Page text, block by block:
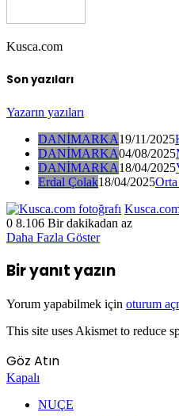
Kusca.com
Son yazıları
Yazarın yazıları
DANİMARKA19/11/2025
DANİMARKA04/08/2025
DANİMARKA18/04/2025
Erdal Çolak18/04/2025Orta
0 8.106 Bir dakikadan az
Daha Fazla Göster
Bir yanıt yazın
Yorum yapabilmek için oturum
This site uses Akismet to reduce
Göz Atın
Kapalı
NUÇE